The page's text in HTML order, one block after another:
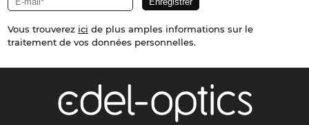
Vous trouverez ici de plus amples informations sur le
traitement de vos données personnelles.